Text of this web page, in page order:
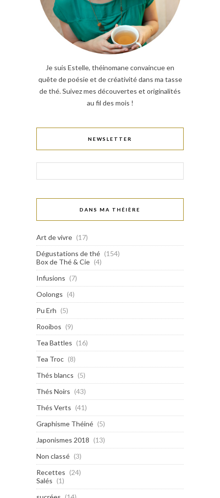
Je suis Estelle, théinomane convaincue en
quête de poésie et de créativité dans ma tasse
de thé. Suivez mes découvertes et originalités
au fil des mois !
NEWSLETTER
DANS MA THÉIÈRE
Art de vivre (17)
Dégustations de thé (154)
Box de Thé & Cie (4)
Infusions (7)
Oolongs (4)
Pu Erh (5)
Rooibos (9)
Tea Battles (16)
Tea Troc (8)
Thés blancs (5)
Thés Noirs (43)
Thés Verts (41)
Graphisme Théiné (5)
Japonismes 2018 (13)
Non classé (3)
Recettes (24)
Salés (1)